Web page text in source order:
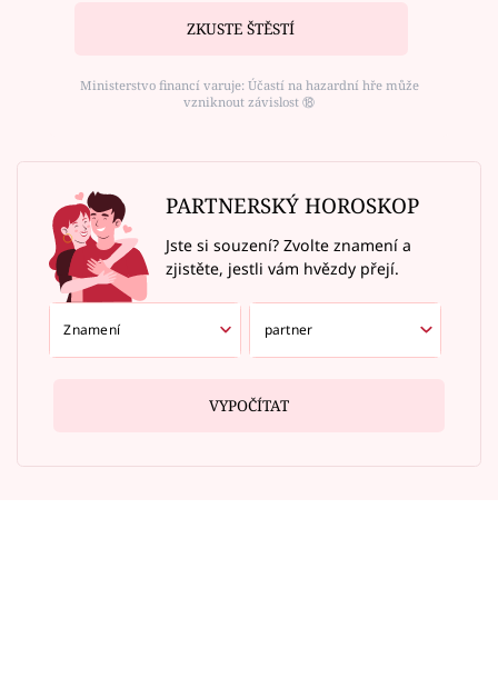
ZKUSTE ŠTĚSTÍ
Ministerstvo financí varuje: Účastí na hazardní hře může
vzniknout závislost ⑱
PARTNERSKÝ HOROSKOP
Jste si souzení? Zvolte znamení a
zjistěte, jestli vám hvězdy přejí.
VYPOČÍTAT